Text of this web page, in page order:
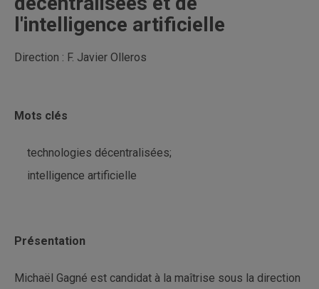
l'intelligence artificielle
Direction : F. Javier Olleros
Mots clés
technologies décentralisées;
intelligence artificielle
Présentation
Michaël Gagné est candidat à la maîtrise sous la direction